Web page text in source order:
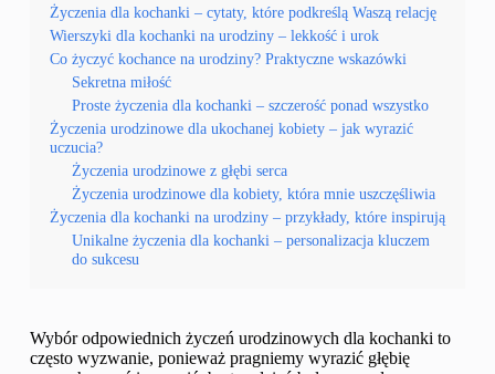
Życzenia dla kochanki – cytaty, które podkreślą Waszą relację
Wierszyki dla kochanki na urodziny – lekkość i urok
Co życzyć kochance na urodziny? Praktyczne wskazówki
Sekretna miłość
Proste życzenia dla kochanki – szczerość ponad wszystko
Życzenia urodzinowe dla ukochanej kobiety – jak wyrazić
uczucia?
Życzenia urodzinowe z głębi serca
Życzenia urodzinowe dla kobiety, która mnie uszczęśliwia
Życzenia dla kochanki na urodziny – przykłady, które inspirują
Unikalne życzenia dla kochanki – personalizacja kluczem
do sukcesu
Wybór odpowiednich życzeń urodzinowych dla kochanki to
często wyzwanie, ponieważ pragniemy wyrazić głębię